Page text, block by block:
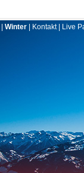
Winter Kontakt| Live